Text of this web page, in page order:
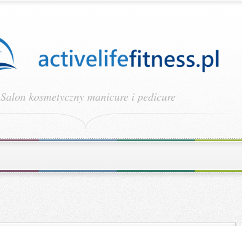
Salon kosmetyczny manicure i pedicure